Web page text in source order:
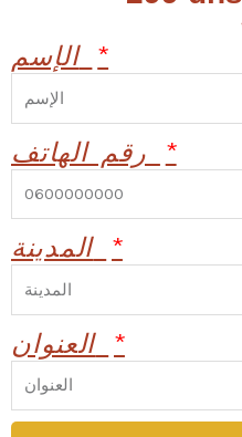
الإسم
المدينة
العنوان